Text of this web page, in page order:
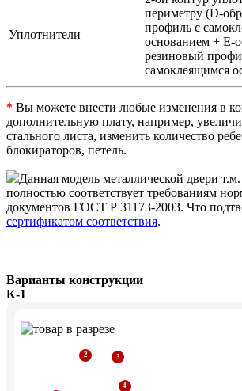
Уплотнители
периметру (D-
профиль с
основанием + Е-
резиновый
самоклеящимся
* Вы можете внести любые изменения в
дополнительную плату, например,
стального листа, изменить количество
блокираторов, петель.
Данная модель металлической двери
полностью соответствует требованиям
документов ГОСТ Р 31173-2003. Что
сертификатом соответствия.
Варианты конструкции
К-1